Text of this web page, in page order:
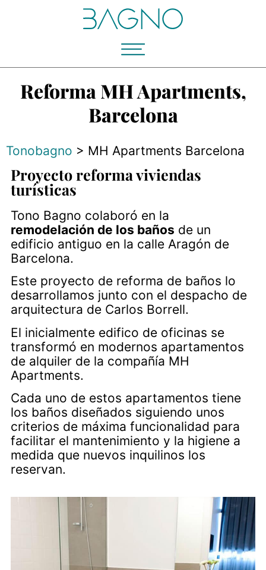
Reforma MH Apartments,
Barcelona
Tonobagno > MH Apartments Barcelona
Proyecto reforma viviendas
turísticas
Tono Bagno colaboró en la
remodelación de los baños de un
edificio antiguo en la calle Aragón de
Barcelona.
Este proyecto de reforma de baños lo
desarrollamos junto con el despacho de
arquitectura de Carlos Borrell.
El inicialmente edifico de oficinas se
transformó en modernos apartamentos
de alquiler de la compañía MH
Apartments.
Cada uno de estos apartamentos tiene
los baños diseñados siguiendo unos
criterios de máxima funcionalidad para
facilitar el mantenimiento y la higiene a
medida que nuevos inquilinos los
reservan.